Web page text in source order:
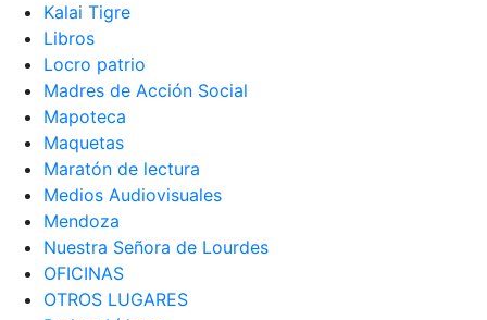
Kalai Tigre
Libros
Locro patrio
Madres de Acción Social
Mapoteca
Maquetas
Maratón de lectura
Medios Audiovisuales
Mendoza
Nuestra Señora de Lourdes
OFICINAS
OTROS LUGARES